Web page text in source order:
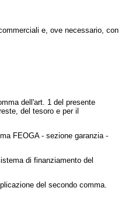
e, ove necessario, con
dell'art. 1 del presente
del tesoro e per il
FEOGA - sezione garanzia -
di finanziamento del
del secondo comma.